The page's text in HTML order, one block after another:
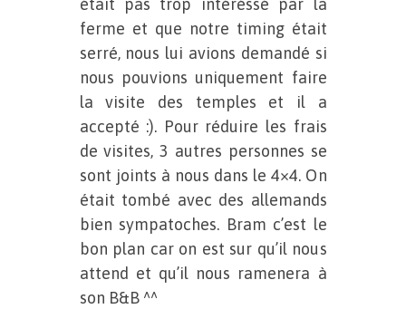
était pas trop intéréssé par la
ferme et que notre timing était
serré, nous lui avions demandé si
nous pouvions uniquement faire
la visite des temples et il a
accepté :). Pour réduire les frais
de visites, 3 autres personnes se
sont joints à nous dans le 4×4. On
était tombé avec des allemands
bien sympatoches. Bram c’est le
bon plan car on est sur qu’il nous
attend et qu’il nous ramenera à
son B&B ^^